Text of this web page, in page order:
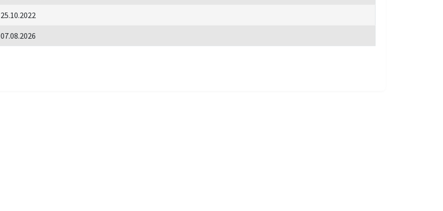
25.10.2022
07.08.2026